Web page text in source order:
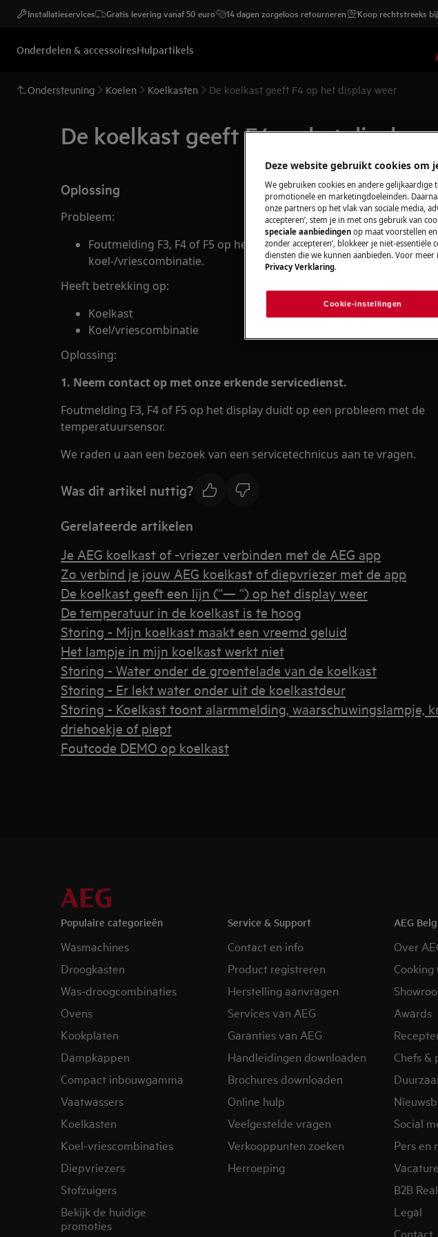
Installatieservices Gratis levering vanaf 50 euro 14 dagen zorgeloos retourneren Koop rechtstreeks
Onderdelen & accessoiresHulpartikels
Ondersteuning Koelen Koelkasten De koelkast geeft F4 op het display weer
De koelkast geeft F4 op het display
Oplossing
Probleem:
Foutmelding F3, F4 of F5 op het display van mijn koelkast /
koel-/vriescombinatie.
Heeft betrekking op:
Koelkast
Koel/vriescombinatie
Oplossing:
1. Neem contact op met onze erkende servicedienst.
Foutmelding F3, F4 of F5 op het display duidt op een probleem met de
temperatuursensor.
We raden u aan een bezoek van een servicetechnicus aan te vragen.
Was dit artikel nuttig?
Gerelateerde artikelen
Je AEG koelkast of -vriezer verbinden met de AEG app
Zo verbind je jouw AEG koelkast of diepvriezer met de app
De koelkast geeft een lijn (“— “) op het display weer
De temperatuur in de koelkast is te hoog
Storing - Mijn koelkast maakt een vreemd geluid
Het lampje in mijn koelkast werkt niet
Storing - Water onder de groentelade van de koelkast
Storing - Er lekt water onder uit de koelkastdeur
Storing - Koelkast toont alarmmelding, waarschuwingslampje,
driehoekje of piept
Foutcode DEMO op koelkast
Populaire categorieën
Wasmachines
Droogkasten
Was-droogcombinaties
Ovens
Kookplaten
Dampkappen
Compact inbouwgamma
Vaatwassers
Koelkasten
Koel-vriescombinaties
Diepvriezers
Stofzuigers
Bekijk de huidige
promoties
Service & Support
Contact en info
Product registreren
Herstelling aanvragen
Services van AEG
Garanties van AEG
Handleidingen downloaden
Brochures downloaden
Online hulp
Veelgestelde vragen
Verkooppunten zoeken
Herroeping
AEG
Over
Cooking
Awards
Chefs &
Social
Pers en
B2B
Legal
Contact
Deze website gebruikt cookies om
We gebruiken cookies en andere
promotionele en marketingdoeleinden.
onze partners op het vlak van sociale media,
accepteren’, stem je in met ons gebruik van
speciale aanbiedingen op maat voorstellen
zonder accepteren’, blokkeer je niet-
diensten die we kunnen aanbieden. Voor
Privacy Verklaring.
Cookie-instellingen